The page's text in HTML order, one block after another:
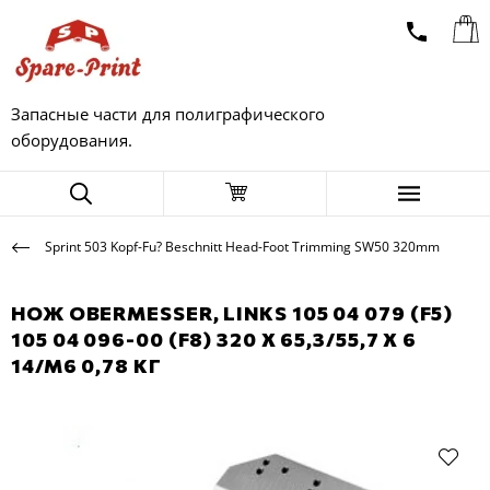
Запасные части для полиграфического
оборудования.
Sprint 503 Kopf-Fu? Beschnitt Head-Foot Trimming SW50 320mm
НОЖ OBERMESSER, LINKS 105 04 079 (F5)
105 04 096-00 (F8) 320 X 65,3/55,7 X 6
14/M6 0,78 КГ